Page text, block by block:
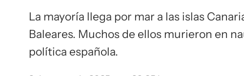
La mayoría llega por mar a las islas
Baleares. Muchos de ellos murieron en
política española.